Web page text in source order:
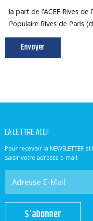
la part de l’ACEF Rives
Populaire Rives de Paris
LA LETTRE ACEF
Pour recevoir la NEWSLETTER et
saisir votre adresse e-mail:
S'abonner